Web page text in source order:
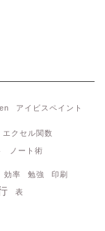
アイビスペイント
エクセル関数
ノート術
効率 勉強 印刷
表